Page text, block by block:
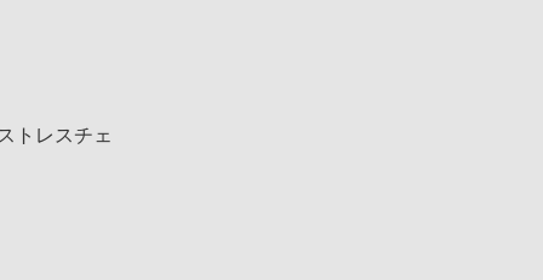
トレスチェ